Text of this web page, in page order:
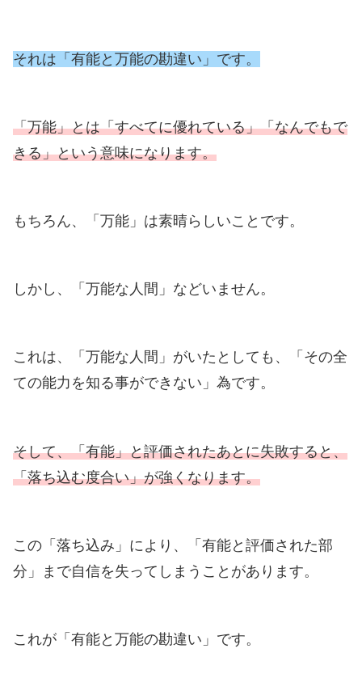
それは「有能と万能の勘違い」です。
「万能」とは「すべてに優れている」「なんでもで
きる」という意味になります。
もちろん、「万能」は素晴らしいことです。
しかし、「万能な人間」などいません。
これは、「万能な人間」がいたとしても、「その全
ての能力を知る事ができない」為です。
そして、「有能」と評価されたあとに失敗すると、
「落ち込む度合い」が強くなります。
この「落ち込み」により、「有能と評価された部
分」まで自信を失ってしまうことがあります。
これが「有能と万能の勘違い」です。